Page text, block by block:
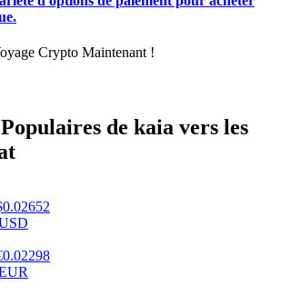
Crypto Maintenant !
de kaia vers les
0.02652
0.02298